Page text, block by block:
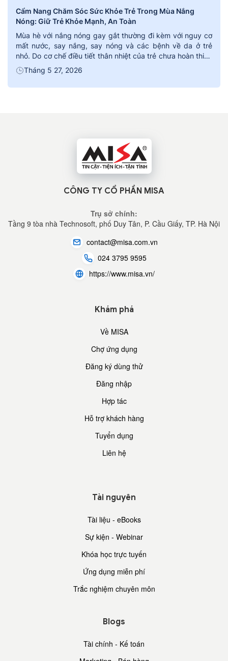
Cẩm Nang Chăm Sóc Sức Khỏe Trẻ Trong Mùa Nắng
Nóng: Giữ Trẻ Khỏe Mạnh, An Toàn
Mùa hè với nắng nóng gay gắt thường đi kèm với nguy cơ
mất nước, say nắng, say nóng và các bệnh về da ở trẻ
nhỏ. Do cơ chế điều tiết thân nhiệt của trẻ chưa hoàn thiện
như người lớn, việc chăm sóc cần được thực hiện một
cách đặc biệt và chủ […]
Tháng 5 27, 2026
CÔNG TY CỔ PHẦN MISA
Trụ sở chính:
Tầng 9 tòa nhà Technosoft, phố Duy Tân, P. Cầu Giấy, TP. Hà Nội
contact@misa.com.vn
024 3795 9595
https://www.misa.vn/
Khám phá
Về MISA
Chợ ứng dụng
Đăng ký dùng thử
Đăng nhập
Hợp tác
Hỗ trợ khách hàng
Tuyển dụng
Liên hệ
Tài nguyên
Tài liệu - eBooks
Sự kiện - Webinar
Khóa học trực tuyến
Ứng dụng miễn phí
Trắc nghiệm chuyên môn
Blogs
Tài chính - Kế toán